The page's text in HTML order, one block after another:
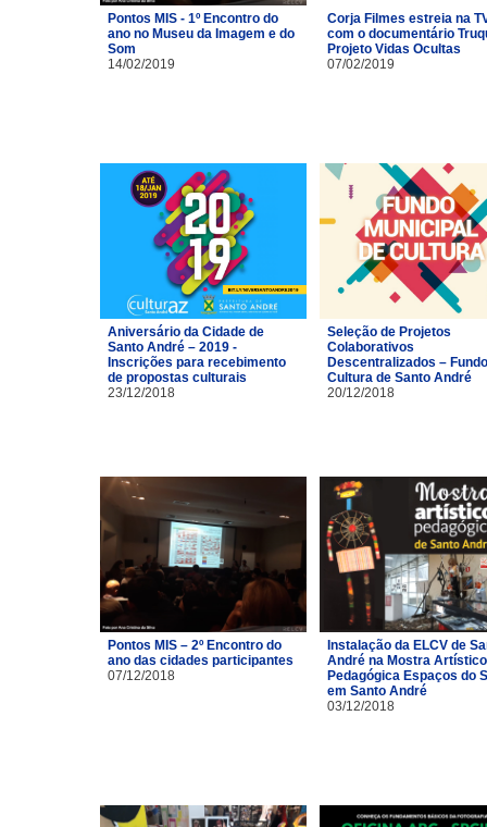
Pontos MIS - 1º Encontro do
ano no Museu da Imagem e do
Som
14/02/2019
Corja Filmes estreia na
com o documentário
Projeto Vidas Ocultas
07/02/2019
Aniversário da Cidade de
Santo André – 2019 -
Inscrições para recebimento
de propostas culturais
23/12/2018
Seleção de Projetos
Colaborativos
Descentralizados –
Cultura de Santo André
20/12/2018
Pontos MIS – 2º Encontro do
ano das cidades participantes
07/12/2018
Instalação da ELCV de
André na Mostra
Pedagógica Espaços do
em Santo André
03/12/2018